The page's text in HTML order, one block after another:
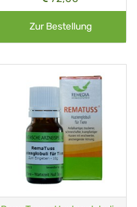
Zur Bestellung